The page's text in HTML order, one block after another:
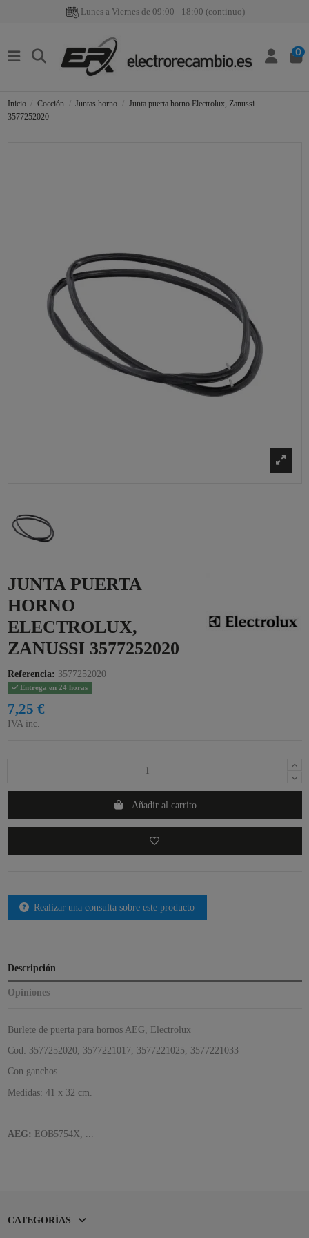
Lunes a Viernes de 09:00 - 18:00 (continuo)
0
Inicio Cocción Juntas horno
Junta puerta horno Electrolux, Zanussi
3577252020
JUNTA PUERTA
HORNO
ELECTROLUX,
ZANUSSI 3577252020
Referencia: 3577252020
Entrega en 24 horas
7,25 €
IVA inc.
Añadir al carrito
Realizar una consulta sobre este producto
Descripción
Opiniones
Burlete de puerta para hornos AEG, Electrolux
Cod: 3577252020, 3577221017, 3577221025, 3577221033
Con ganchos.
Medidas: 41 x 32 cm.
AEG: EOB5754X, ...
CATEGORÍAS